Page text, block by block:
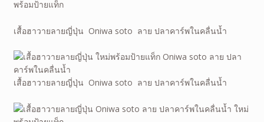
เสื้อฮาวายลายญี่ปุ่น Oniwa soto ลาย ปลาคาร์พในคลื่นน้ำ
เสื้อฮาวายลายญี่ปุ่น Oniwa soto ลาย ปลาคาร์พในคลื่นน้ำ